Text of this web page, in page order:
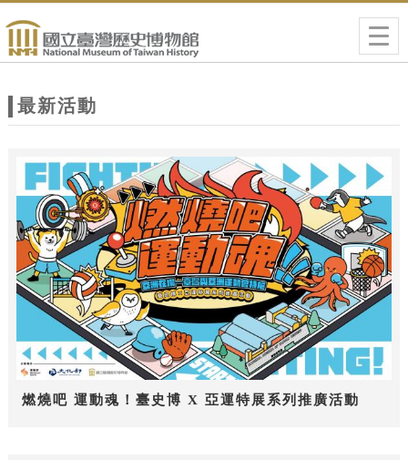
站最新活動
燃燒吧 運動魂！臺史博 X 亞運特展系列推廣活動